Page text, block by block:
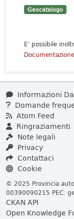
Geocatalogo
E' possibile
Informazioni
Domande
Atom Feed
Ringraziamenti
Note legali
Privacy
Contattaci
Cookie
© 2025 Provincia
00390090215 PEC:
CKAN API
Open Knowledge